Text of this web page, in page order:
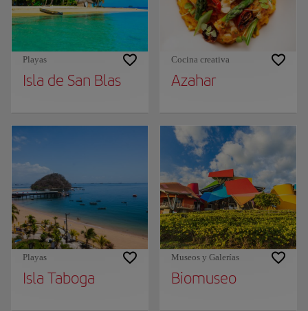
Playas
Isla de San Blas
Cocina creativa
Azahar
Playas
Isla Taboga
Museos y Galerías
Biomuseo